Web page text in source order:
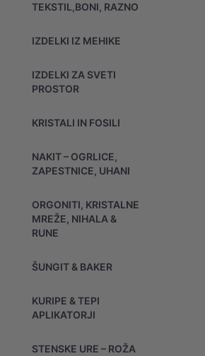
TEKSTIL,BONI, RAZNO
IZDELKI IZ MEHIKE
IZDELKI ZA SVETI
PROSTOR
KRISTALI IN FOSILI
NAKIT – OGRLICE,
ZAPESTNICE, UHANI
ORGONITI, KRISTALNE
MREŽE, NIHALA &
RUNE
ŠUNGIT & BAKER
KURIPE & TEPI
APLIKATORJI
STENSKE URE – ROŽA